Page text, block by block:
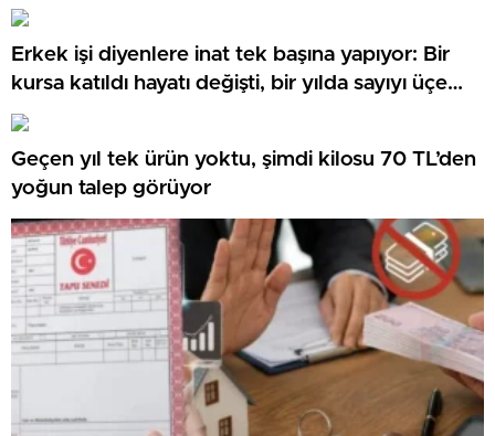
0 faiz, MTV ikramı ve 3 ay erteleme
Erkek işi diyenlere inat tek başına yapıyor: Bir
kursa katıldı hayatı değişti, bir yılda sayıyı üçe
katladı
Geçen yıl tek ürün yoktu, şimdi kilosu 70 TL’den
yoğun talep görüyor